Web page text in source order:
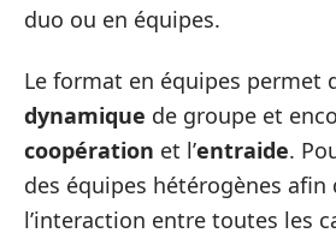
duo ou en équipes.
Le format en équipes permet
dynamique de groupe et
coopération et l’entraide.
des équipes hétérogènes afin
l’interaction entre toutes les